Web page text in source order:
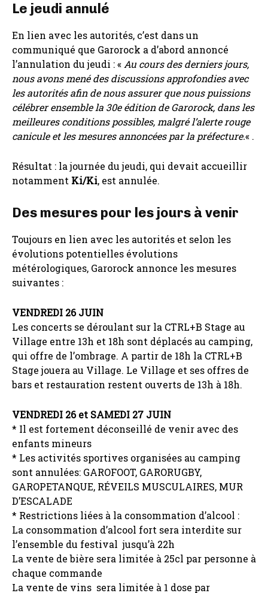
Le jeudi annulé
En lien avec les autorités, c’est dans un
communiqué que Garorock a d’abord annoncé
l’annulation du jeudi : « Au cours des derniers jours,
nous avons mené des discussions approfondies avec
les autorités afin de nous assurer que nous puissions
célébrer ensemble la 30e édition de Garorock, dans les
meilleures conditions possibles, malgré l’alerte rouge
canicule et les mesures annoncées par la préfecture.« .
Résultat : la journée du jeudi, qui devait accueillir
notamment Ki/Ki, est annulée.
Des mesures pour les jours à venir
Toujours en lien avec les autorités et selon les
évolutions potentielles évolutions
métérologiques, Garorock annonce les mesures
suivantes :
VENDREDI 26 JUIN
Les concerts se déroulant sur la CTRL+B Stage au
Village entre 13h et 18h sont déplacés au camping,
qui offre de l’ombrage. A partir de 18h la CTRL+B
Stage jouera au Village. Le Village et ses offres de
bars et restauration restent ouverts de 13h à 18h.
VENDREDI 26 et SAMEDI 27 JUIN
* Il est fortement déconseillé de venir avec des
enfants mineurs
* Les activités sportives organisées au camping
sont annulées: GAROFOOT, GARORUGBY,
GAROPETANQUE, RÉVEILS MUSCULAIRES, MUR
D’ESCALADE
* Restrictions liées à la consommation d’alcool :
La consommation d’alcool fort sera interdite sur
l’ensemble du festival jusqu’à 22h
La vente de bière sera limitée à 25cl par personne à
chaque commande
⁠La vente de vins sera limitée à 1 dose par